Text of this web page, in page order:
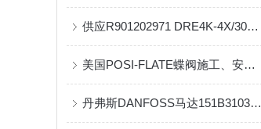
供应R901202971 DRE4K-4X/30G24-10N9K4M
美国POSI-FLATE蝶阀施工、安装要点
丹弗斯DANFOSS马达151B3103原装现货提供报关单